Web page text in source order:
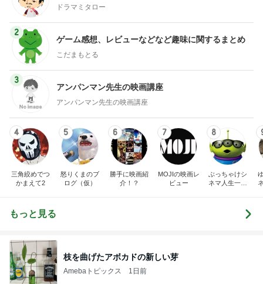
ドラマミタロー
2
ゲーム感想、レビューなどなど趣味に関するまとめ
こだまもとる
3
アンパンマン先生の映画講座
アンパンマン先生の映画講座
4
三角絞めでつ
かまえて2
5
怒りくまのブ
ログ（仮）
6
勝手に映画紹
介！？
7
MOJIの映画レ
ビュー
8
ぶっちゃけシ
ネマ人生一直
もっと見る
枝を曲げたアボカドの新しい芽
Amebaトピックス 1日前